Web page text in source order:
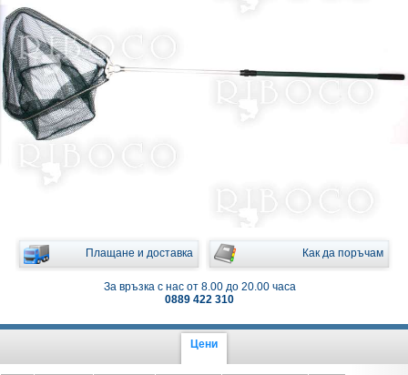
Плащане и доставка Как да поръчам
За връзка с нас от 8.00 до 20.00 часа
0889 422 310
Цени